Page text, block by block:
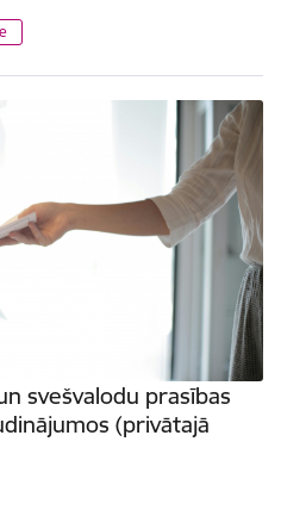
svešvalodu prasības
(privātajā